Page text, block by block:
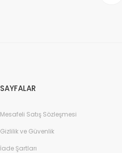
SAYFALAR
Mesafeli Satış Sözleşmesi
Gizlilik ve Güvenlik
İade Şartları